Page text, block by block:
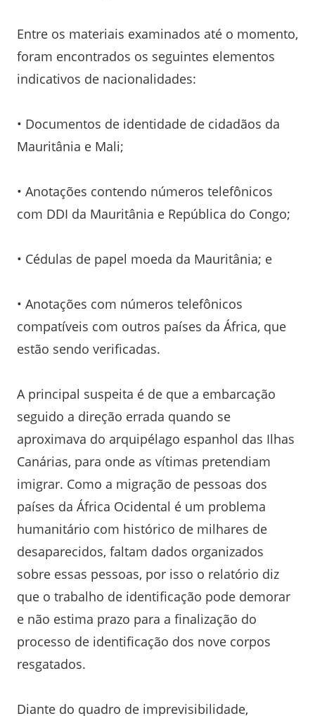
Entre os materiais examinados até o momento,
foram encontrados os seguintes elementos
indicativos de nacionalidades:
• Documentos de identidade de cidadãos da
Mauritânia e Mali;
• Anotações contendo números telefônicos
com DDI da Mauritânia e República do Congo;
• Cédulas de papel moeda da Mauritânia; e
• Anotações com números telefônicos
compatíveis com outros países da África, que
estão sendo verificadas.
A principal suspeita é de que a embarcação
seguido a direção errada quando se
aproximava do arquipélago espanhol das Ilhas
Canárias, para onde as vítimas pretendiam
imigrar. Como a migração de pessoas dos
países da África Ocidental é um problema
humanitário com histórico de milhares de
desaparecidos, faltam dados organizados
sobre essas pessoas, por isso o relatório diz
que o trabalho de identificação pode demorar
e não estima prazo para a finalização do
processo de identificação dos nove corpos
resgatados.
Diante do quadro de imprevisibilidade,